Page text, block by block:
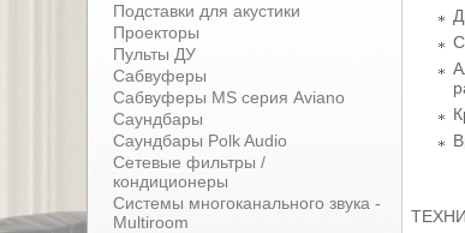
Подставки для акустики
Проекторы
Пульты ДУ
Сабвуферы
Сабвуферы MS серия Aviano
Саундбары
Саундбары Polk Audio
Сетевые фильтры /
кондиционеры
Системы многоканального звука -
Multiroom